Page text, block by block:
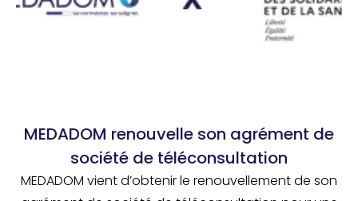
MEDADOM renouvelle son agrément de
société de téléconsultation
MEDADOM vient d’obtenir le renouvellement de son